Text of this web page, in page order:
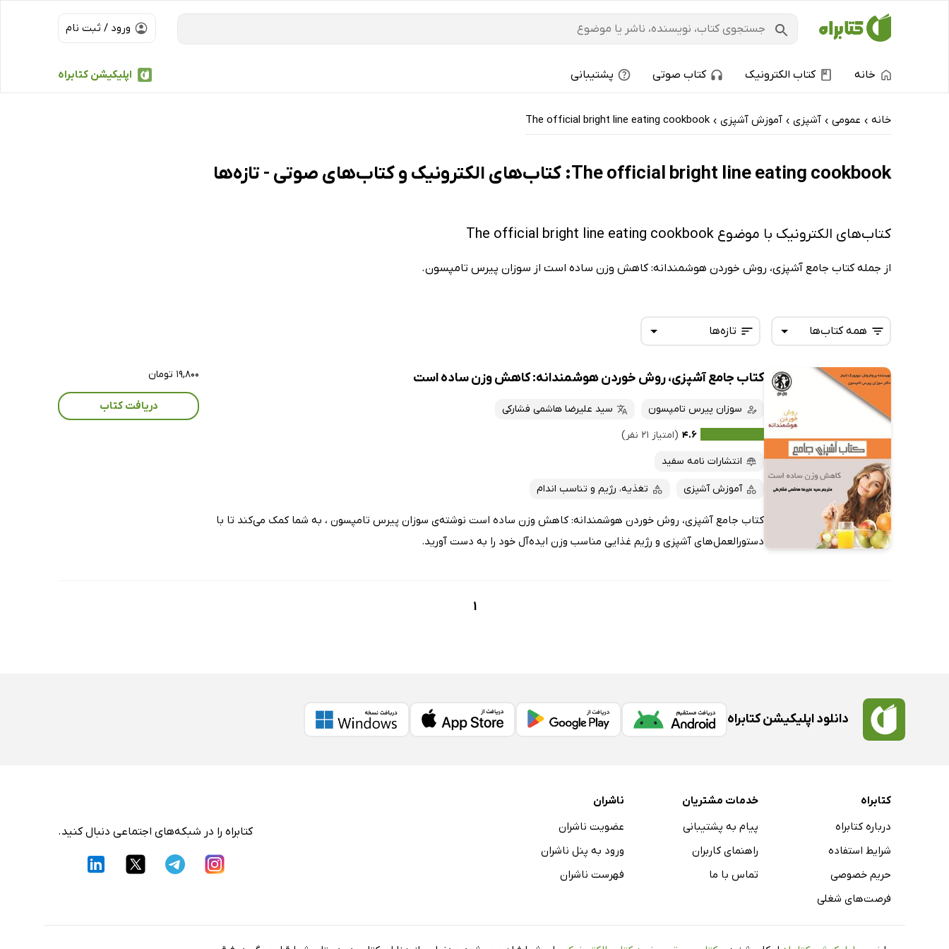
ورود / ثبت نام
اپلیکیشن کتابراه خانه کتاب الکترونیک کتاب صوتی پشتیبانی
خانه › عمومی › آشپزی › آموزش آشپزی ›
The official bright line eating cookbook
The official bright line eating cookbook: کتاب‌های الکترونیک و کتاب‌های صوتی - تازه‌ها
کتاب‌های الکترونیک با موضوع The official bright line eating cookbook
از جمله کتاب جامع آشپزی، روش خوردن هوشمندانه: کاهش وزن ساده است از سوزان پیرس تامپسون.
تازه‌ها
تازه‌ها
داغ‌ترین‌ها
پربحث‌ها
ارزان ترین‌ها
همه کتاب‌ها
همه کتاب‌ها
کتاب‌های صوتی
کتاب جامع آشپزی، روش خوردن هوشمندانه: کاهش وزن ساده است
سوزان پیرس تامپسون
سید علیرضا هاشمی فشارکی
۴.۶ (امتیاز ۲۱ نفر)
انتشارات نامه سفید
آموزش آشپزی تغذیه، رژیم و تناسب اندام
کتاب جامع آشپزی، روش خوردن هوشمندانه: کاهش وزن ساده است نوشته‌ی سوزان پیرس تامپسون ، به شما کمک می‌کند تا با
دستورالعمل‌های آشپزی و رژیم غذایی مناسب وزن ایده‌آل خود را به دست آورید.
۱۹,۸۰۰ تومان
دریافت کتاب
1
دانلود اپلیکیشن کتابراه
کتابراه
درباره کتابراه
شرایط استفاده
حریم خصوصی
فرصت‌های شغلی
خدمات مشتریان
پیام به پشتیبانی
راهنمای کاربران
تماس با ما
ناشران
عضویت ناشران
ورود به پنل ناشران
فهرست ناشران
کتابراه را در شبکه‌های اجتماعی دنبال کنید.